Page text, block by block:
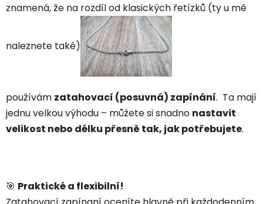
znamená, že na rozdíl od klasických řetízků (ty u mě
naleznete také)
používám zatahovací (posuvná) zapínání. Ta mají
jednu velkou výhodu – můžete si snadno nastavit
velikost nebo délku přesně tak, jak potřebujete.
🎯 Praktické a flexibilní!